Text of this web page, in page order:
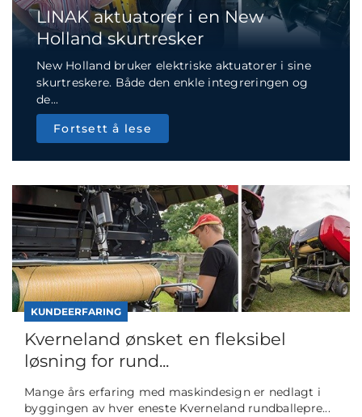
LINAK aktuatorer i en New
Holland skurtresker
New Holland bruker elektriske aktuatorer i sine
skurtreskere. Både den enkle integreringen og
de...
Fortsett å lese
KUNDEERFARING
Kverneland ønsket en fleksibel
løsning for rund...
Mange års erfaring med maskindesign er nedlagt i
byggingen av hver eneste Kverneland rundballepre...